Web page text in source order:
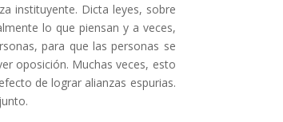
instituyente. Dicta leyes, sobre
lo que piensan y a veces,
para que las personas se
oposición. Muchas veces, esto
de lograr alianzas espurias.